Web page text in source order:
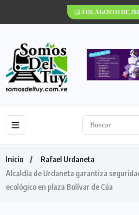
5 DE AGOSTO DE
Inicio
Rafael Urdaneta
Alcaldía de Urdaneta garantiza
ecológico en plaza Bolívar de Cúa